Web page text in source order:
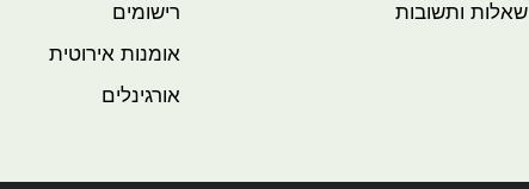
שאלות ותשובות
רישומים
אומנות אירוטית
אורגינלים